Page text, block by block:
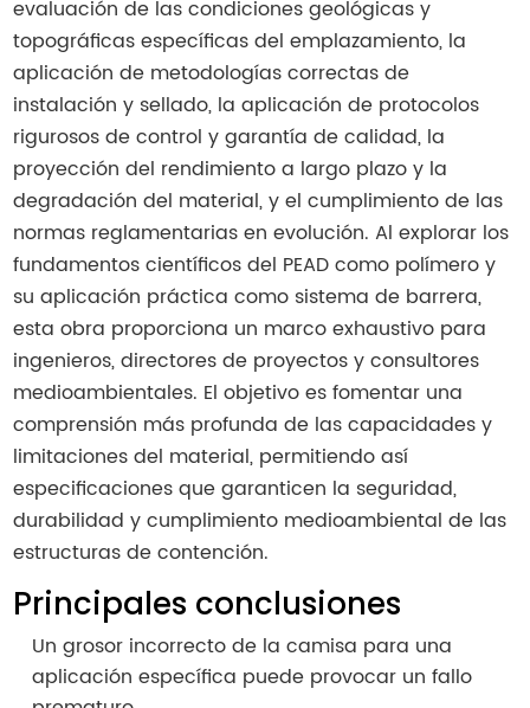
evaluación de las condiciones geológicas y
topográficas específicas del emplazamiento, la
aplicación de metodologías correctas de
instalación y sellado, la aplicación de protocolos
rigurosos de control y garantía de calidad, la
proyección del rendimiento a largo plazo y la
degradación del material, y el cumplimiento de las
normas reglamentarias en evolución. Al explorar los
fundamentos científicos del PEAD como polímero y
su aplicación práctica como sistema de barrera,
esta obra proporciona un marco exhaustivo para
ingenieros, directores de proyectos y consultores
medioambientales. El objetivo es fomentar una
comprensión más profunda de las capacidades y
limitaciones del material, permitiendo así
especificaciones que garanticen la seguridad,
durabilidad y cumplimiento medioambiental de las
estructuras de contención.
Principales conclusiones
Un grosor incorrecto de la camisa para una
aplicación específica puede provocar un fallo